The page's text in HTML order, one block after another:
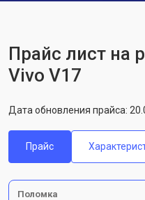
Прайс лист на
Vivo V17
Дата обновления прайса:
Прайс
Поломка